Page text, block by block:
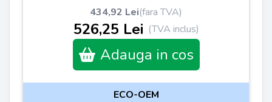
434,92 Lei(fara TVA)
526,25 Lei (TVA inclus)
Adauga in cos
ECO-OEM